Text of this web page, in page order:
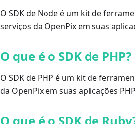
O SDK de Node é um kit de
serviços da OpenPix em suas
O que é o SDK de PHP?
O SDK de PHP é um kit de
da OpenPix em suas aplicações
O que é o SDK de